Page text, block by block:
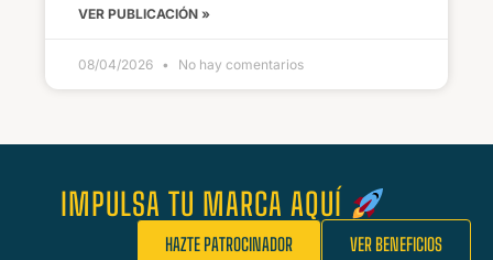
VER PUBLICACIÓN »
08/04/2026 No hay comentarios
IMPULSA TU MARCA AQUÍ
VER BENEFICIOS
HAZTE PATROCINADOR